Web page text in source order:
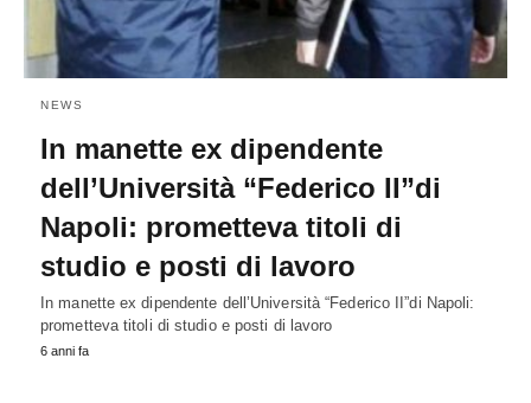
NEWS
In manette ex dipendente
dell’Università “Federico II”di
Napoli: prometteva titoli di
studio e posti di lavoro
In manette ex dipendente dell’Università “Federico II”di Napoli:
prometteva titoli di studio e posti di lavoro
6 anni fa